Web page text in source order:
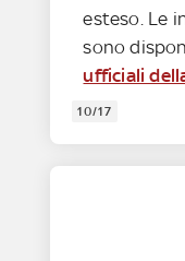
esteso. Le
sono
ufficiali
10/17